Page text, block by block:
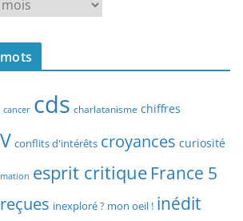
cancer cds charlatanisme chiffres
conflits d'intérêts croyances curiosité
esprit critique France 5
inexploré ? mon oeil ! inédit